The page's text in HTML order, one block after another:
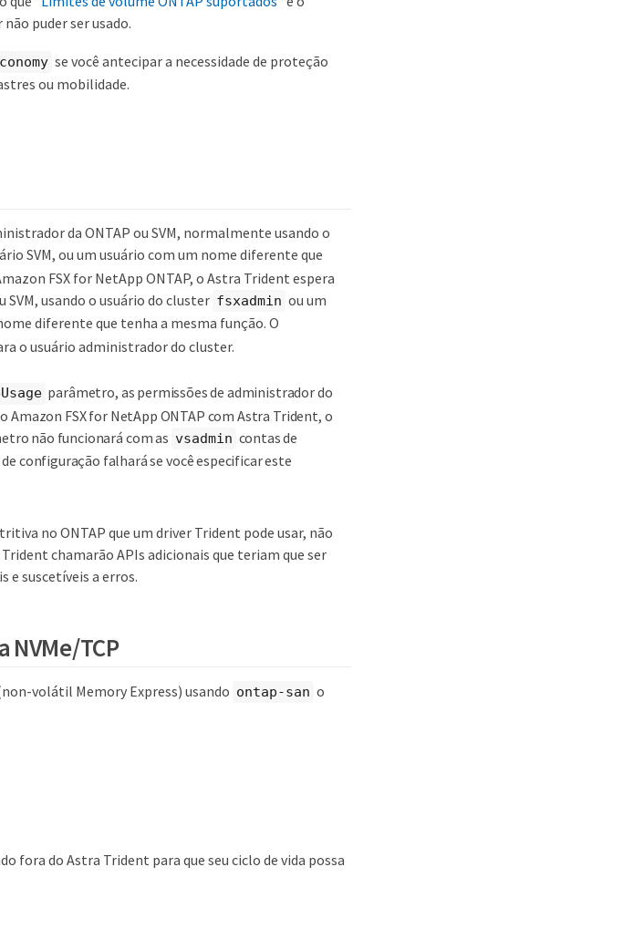
não puder ser usado.
se você antecipar a necessidade de proteção
ou mobilidade.
da ONTAP ou SVM, normalmente usando o
SVM, ou um usuário com um nome diferente que
FSX for NetApp ONTAP, o Astra Trident espera
usando o usuário do cluster fsxadmin ou um
diferente que tenha a mesma função. O
o usuário administrador do cluster.
parâmetro, as permissões de administrador do
Amazon FSX for NetApp ONTAP com Astra Trident, o
não funcionará com as vsadmin contas de
de configuração falhará se você especificar este
no ONTAP que um driver Trident pode usar, não
chamarão APIs adicionais que teriam que ser
e suscetíveis a erros.
NVMe/TCP
volátil Memory Express) usando ontap-san o
fora do Astra Trident para que seu ciclo de vida possa